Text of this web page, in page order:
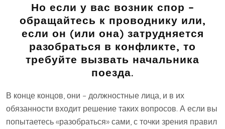
Но если у вас возник спор –
обращайтесь к проводнику или,
если он (или она) затрудняется
разобраться в конфликте, то
требуйте вызвать начальника
поезда.
В конце концов, они – должностные лица, и в их
обязанности входит решение таких вопросов. А если вы
попытаетесь «разобраться» сами, с точки зрения правил